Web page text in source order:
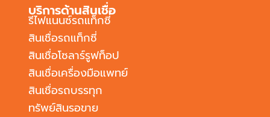
บริการด้านสินเชื่อ
รีไฟแนนซ์รถแท็กซี่
สินเชื่อรถแท็กซี่
สินเชื่อโซลาร์รูฟท็อป
สินเชื่อเครื่องมือแพทย์
สินเชื่อรถบรรทุก
ทรัพย์สินรอขาย